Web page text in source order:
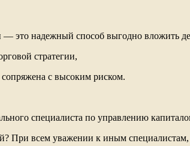
это надежный способ выгодно вложить
стратегии,
с высоким риском.
специалиста по управлению
При всем уважении к иным